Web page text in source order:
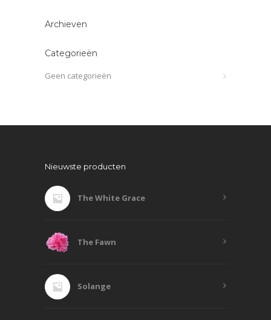
Archieven
Categorieën
Geen categorieën
Nieuwste producten
The White Grace
The Fawn
Solange